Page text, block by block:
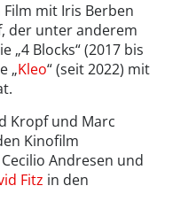
mit Iris Berben
der unter anderem
„4 Blocks“ (2017 bis
„Kleo“ (seit 2022) mit
Kropf und Marc
Kinofilm
Andresen und
Fitz in den